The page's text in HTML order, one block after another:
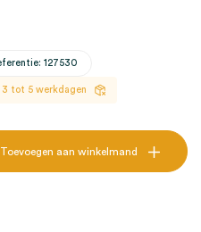
127530
3 tot 5 werkdagen
Toevoegen aan winkelmand